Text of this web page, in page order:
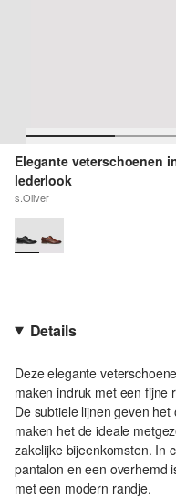
Elegante veterschoenen
lederlook
s.Oliver
Details
Deze elegante
maken indruk met een fijne
De subtiele lijnen geven
maken het de ideale
zakelijke bijeenkomsten. In
pantalon en een overhemd
met een modern randje.